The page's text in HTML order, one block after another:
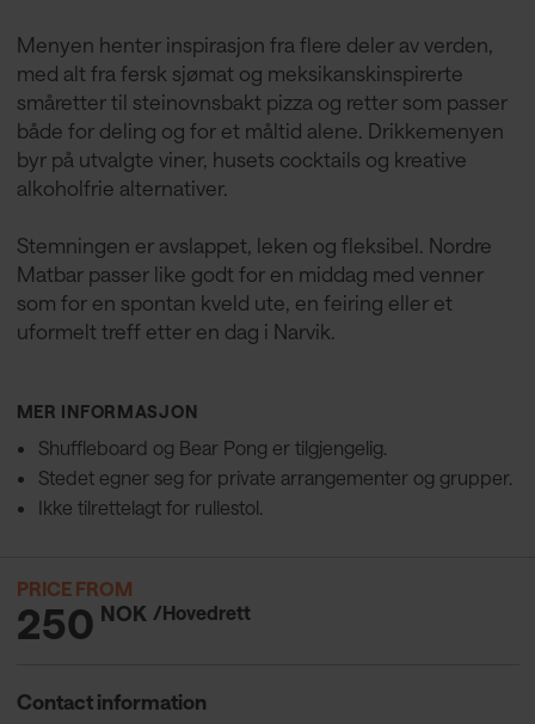
Menyen henter inspirasjon fra flere deler av verden,
med alt fra fersk sjømat og meksikanskinspirerte
småretter til steinovnsbakt pizza og retter som passer
både for deling og for et måltid alene. Drikkemenyen
byr på utvalgte viner, husets cocktails og kreative
alkoholfrie alternativer.
Stemningen er avslappet, leken og fleksibel. Nordre
Matbar passer like godt for en middag med venner
som for en spontan kveld ute, en feiring eller et
uformelt treff etter en dag i Narvik.
MER INFORMASJON
Shuffleboard og Bear Pong er tilgjengelig.
Stedet egner seg for private arrangementer og grupper.
Ikke tilrettelagt for rullestol.
PRICE FROM
250 NOK /Hovedrett
Contact information